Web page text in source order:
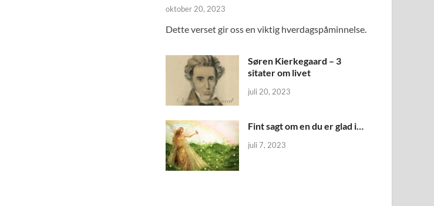
oktober 20, 2023
Dette verset gir oss en viktig hverdagspåminnelse.
Søren Kierkegaard – 3
sitater om livet
juli 20, 2023
Fint sagt om en du er glad i…
juli 7, 2023